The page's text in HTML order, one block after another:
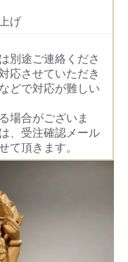
げ
別途ご連絡くださ
応させていただき
どで対応が難しい
場合がございま
、受注確認メール
て頂きます。